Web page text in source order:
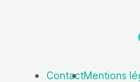
ContactMentions